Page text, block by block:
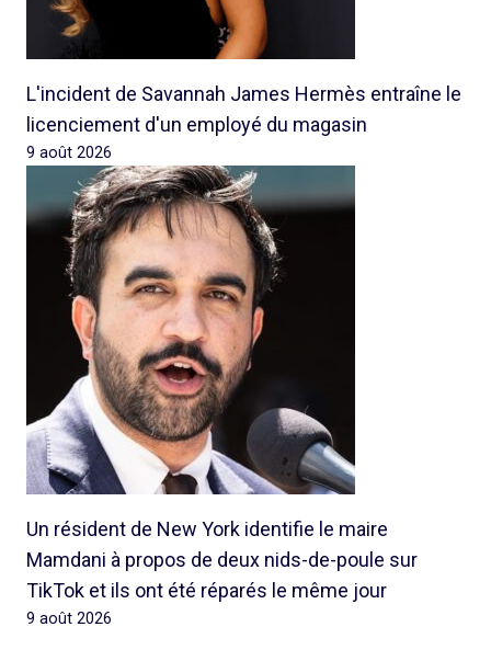
L'incident de Savannah James Hermès entraîne le
licenciement d'un employé du magasin
9 août 2026
Un résident de New York identifie le maire
Mamdani à propos de deux nids-de-poule sur
TikTok et ils ont été réparés le même jour
9 août 2026